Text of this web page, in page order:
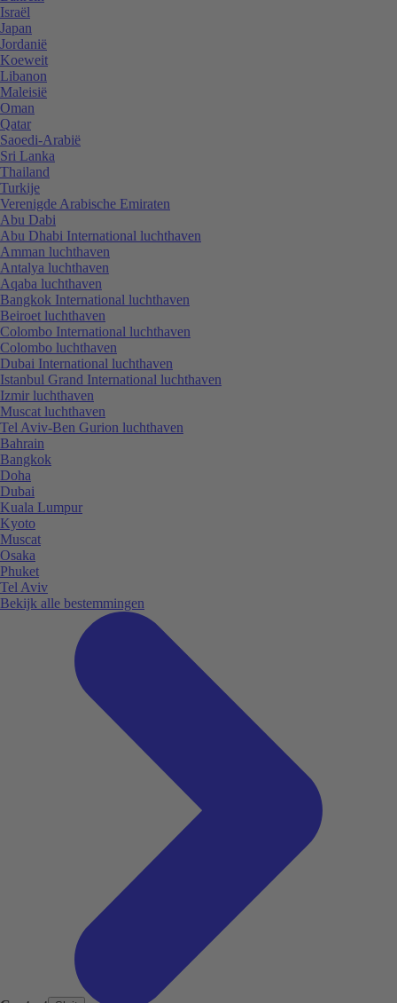
Israël
Japan
Jordanië
Koeweit
Libanon
Maleisië
Oman
Qatar
Saoedi-Arabië
Sri Lanka
Thailand
Turkije
Verenigde Arabische Emiraten
Abu Dabi
Abu Dhabi International luchthaven
Amman luchthaven
Antalya luchthaven
Aqaba luchthaven
Bangkok International luchthaven
Beiroet luchthaven
Colombo International luchthaven
Colombo luchthaven
Dubai International luchthaven
Istanbul Grand International luchthaven
Izmir luchthaven
Muscat luchthaven
Tel Aviv-Ben Gurion luchthaven
Bahrain
Bangkok
Doha
Dubai
Kuala Lumpur
Kyoto
Muscat
Osaka
Phuket
Tel Aviv
Bekijk alle bestemmingen